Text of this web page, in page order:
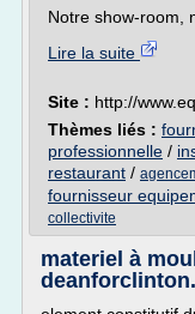
Notre show-room,
Lire la suite
Site : http://
Thèmes liés :
professionnelle /
restaurant /
fournisseur
collectivite
materiel à